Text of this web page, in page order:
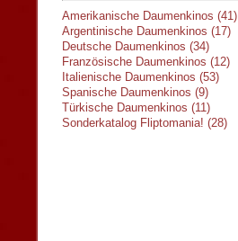
Amerikanische Daumenkinos (41)
Argentinische Daumenkinos (17)
Deutsche Daumenkinos (34)
Französische Daumenkinos (12)
Italienische Daumenkinos (53)
Spanische Daumenkinos (9)
Türkische Daumenkinos (11)
Sonderkatalog Fliptomania! (28)